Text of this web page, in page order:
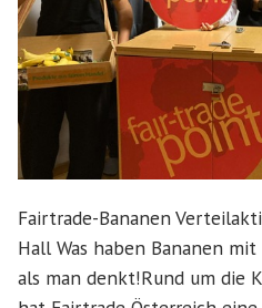
Fairtrade-Bananen
Hall Was haben Bananen
als man denkt!Rund um die